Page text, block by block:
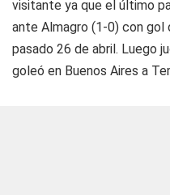
visitante ya que el último
ante Almagro (1-0) con gol
pasado 26 de abril. Luego
goleó en Buenos Aires a